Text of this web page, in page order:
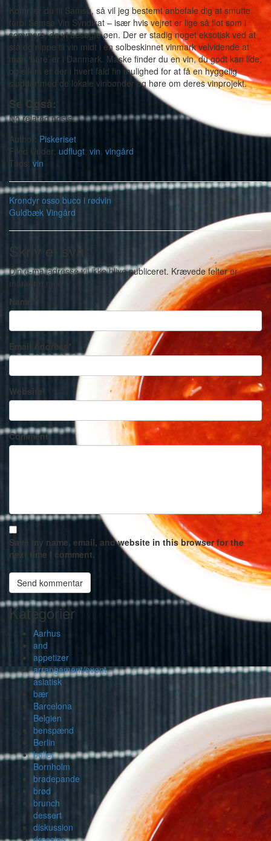
Kommer du til Samsø, så vil jeg bestemt anbefale dig at smutte
forbi Samsø Vin Syndikat – især hvis vejret er lige så flot som i
sommers, da vi besøgte øen. Der er stadig noget eksotisk ved at
stå og nippe til vin midt i en solbeskinnet vinmark velvidende at
man ‘bare’ er i Danmark. Måske finder du en vin, du godt kan lide,
og ellers er der i hvert fald fin mulighed for at få en hyggelig
sludder med de lokale vinbønder og høre om deres vinprojekt.
Se Også:
No related posts.
Author: Piskeriset
Filed Under: udflugt vin vingård
Tags: vin
Krondyr osso buco i rødvin
Guldbæk Vingård
Skriv et svar
Din e-mailadresse vil ikke blive publiceret. Krævede felter er
markeret med
Name *
Email Address *
Website
Comment
Save my name, email, and website in this browser for the
next time I comment.
Kategorier
Aarhus
and
appetizer
arrangement/event
asiatisk
bær
Barcelona
Belgien
benspænd
Berlin
boller
Bornholm
bradepande
brød
brunch
dessert
diskussion